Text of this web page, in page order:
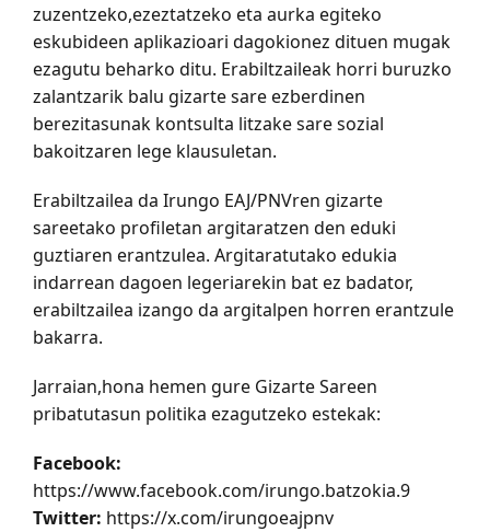
zuzentzeko,ezeztatzeko eta aurka egiteko
eskubideen aplikazioari dagokionez dituen mugak
ezagutu beharko ditu. Erabiltzaileak horri buruzko
zalantzarik balu gizarte sare ezberdinen
berezitasunak kontsulta litzake sare sozial
bakoitzaren lege klausuletan.
Erabiltzailea da Irungo EAJ/PNVren gizarte
sareetako profiletan argitaratzen den eduki
guztiaren erantzulea. Argitaratutako edukia
indarrean dagoen legeriarekin bat ez badator,
erabiltzailea izango da argitalpen horren erantzule
bakarra.
Jarraian,hona hemen gure Gizarte Sareen
pribatutasun politika ezagutzeko estekak:
Facebook:
https://www.facebook.com/irungo.batzokia.9
Twitter: https://x.com/irungoeajpnv